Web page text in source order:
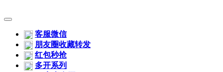
客服微信
朋友圈收藏转发
红包秒抢
多开系列